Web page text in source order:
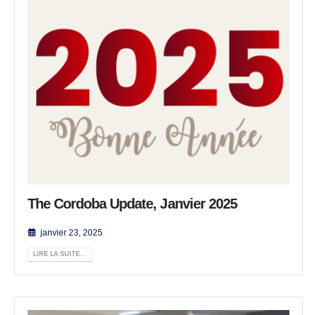
The Cordoba Update, Janvier 2025
janvier 23, 2025
LIRE LA SUITE...